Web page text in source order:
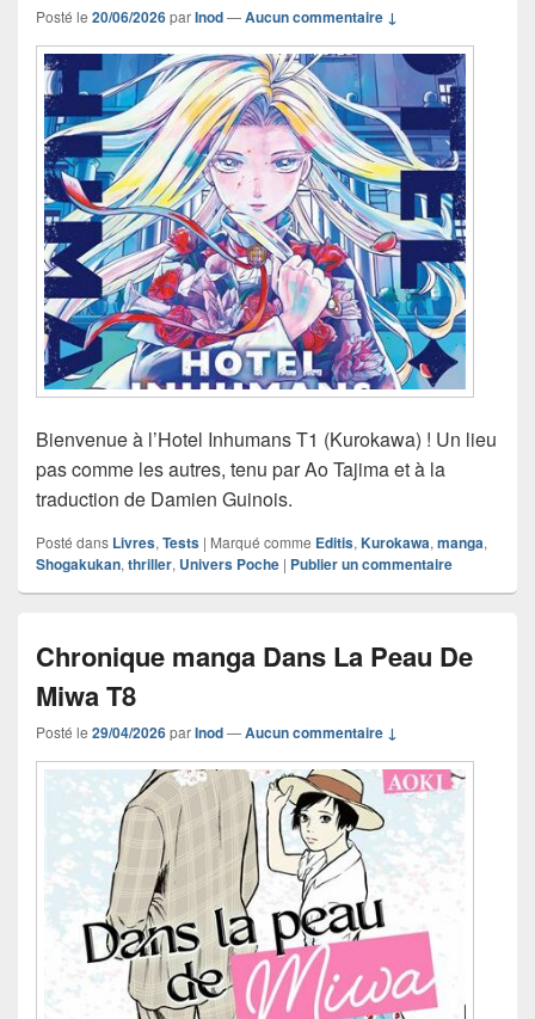
Posté le 20/06/2026parInod—Aucun commentaire ↓
Bienvenue à l’Hotel Inhumans T1 (Kurokawa) ! Un lieu
pas comme les autres, tenu par Ao Tajima et à la
traduction de Damien Guinois.
Posté dans Livres, Tests | Marqué comme Editis, Kurokawa, manga,
Shogakukan, thriller, Univers Poche | Publier un commentaire
Chronique manga Dans La Peau De
Miwa T8
Posté le 29/04/2026parInod—Aucun commentaire ↓